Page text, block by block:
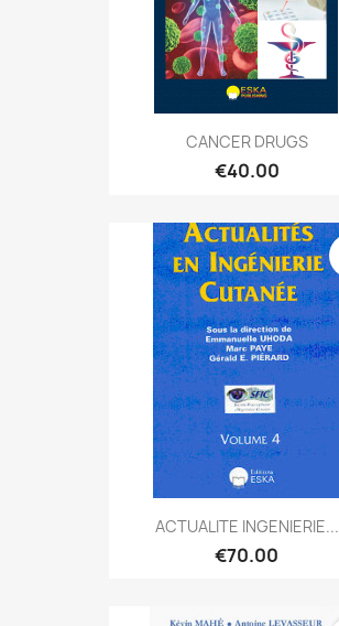
CANCER DRUGS
€40.00
ACTUALITE INGENIERIE...
€70.00